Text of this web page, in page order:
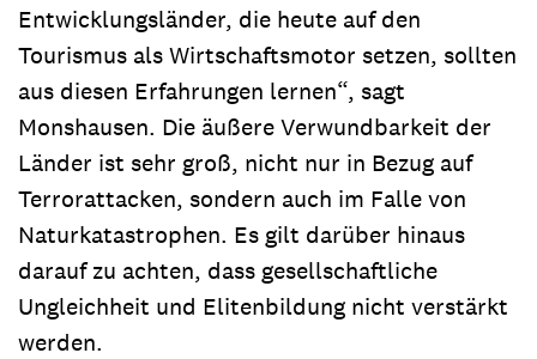
Entwicklungsländer, die heute auf den
Tourismus als Wirtschaftsmotor setzen, sollten
aus diesen Erfahrungen lernen“, sagt
Monshausen. Die äußere Verwundbarkeit der
Länder ist sehr groß, nicht nur in Bezug auf
Terrorattacken, sondern auch im Falle von
Naturkatastrophen. Es gilt darüber hinaus
darauf zu achten, dass gesellschaftliche
Ungleichheit und Elitenbildung nicht verstärkt
werden.